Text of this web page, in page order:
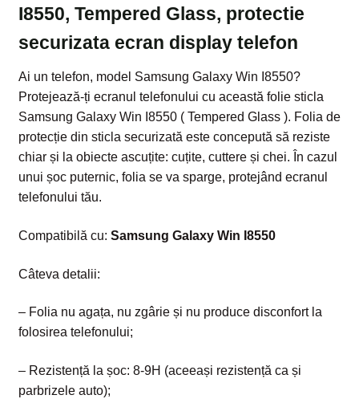
I8550, Tempered Glass, protectie
securizata ecran display telefon
Ai un telefon, model Samsung Galaxy Win I8550?
Protejează-ți ecranul telefonului cu această folie sticla
Samsung Galaxy Win I8550 ( Tempered Glass ). Folia de
protecție din sticla securizată este concepută să reziste
chiar și la obiecte ascuțite: cuțite, cuttere și chei. În cazul
unui șoc puternic, folia se va sparge, protejând ecranul
telefonului tău.
Compatibilă cu: Samsung Galaxy Win I8550
Câteva detalii:
– Folia nu agața, nu zgârie și nu produce disconfort la
folosirea telefonului;
– Rezistență la șoc: 8-9H (aceeași rezistență ca și
parbrizele auto);